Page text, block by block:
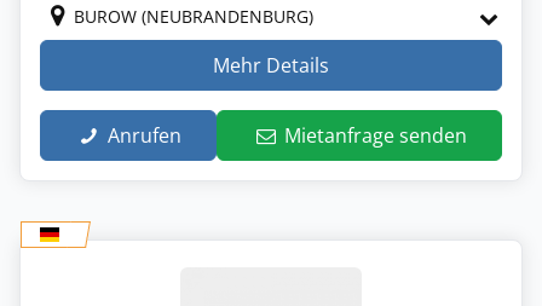
BUROW (NEUBRANDENBURG)
Mehr Details
Anrufen Mietanfrage senden